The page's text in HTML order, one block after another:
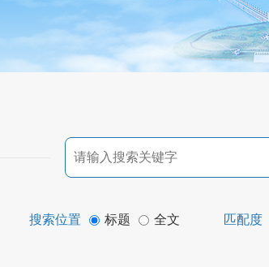
搜索位置 标题 全文 匹配度